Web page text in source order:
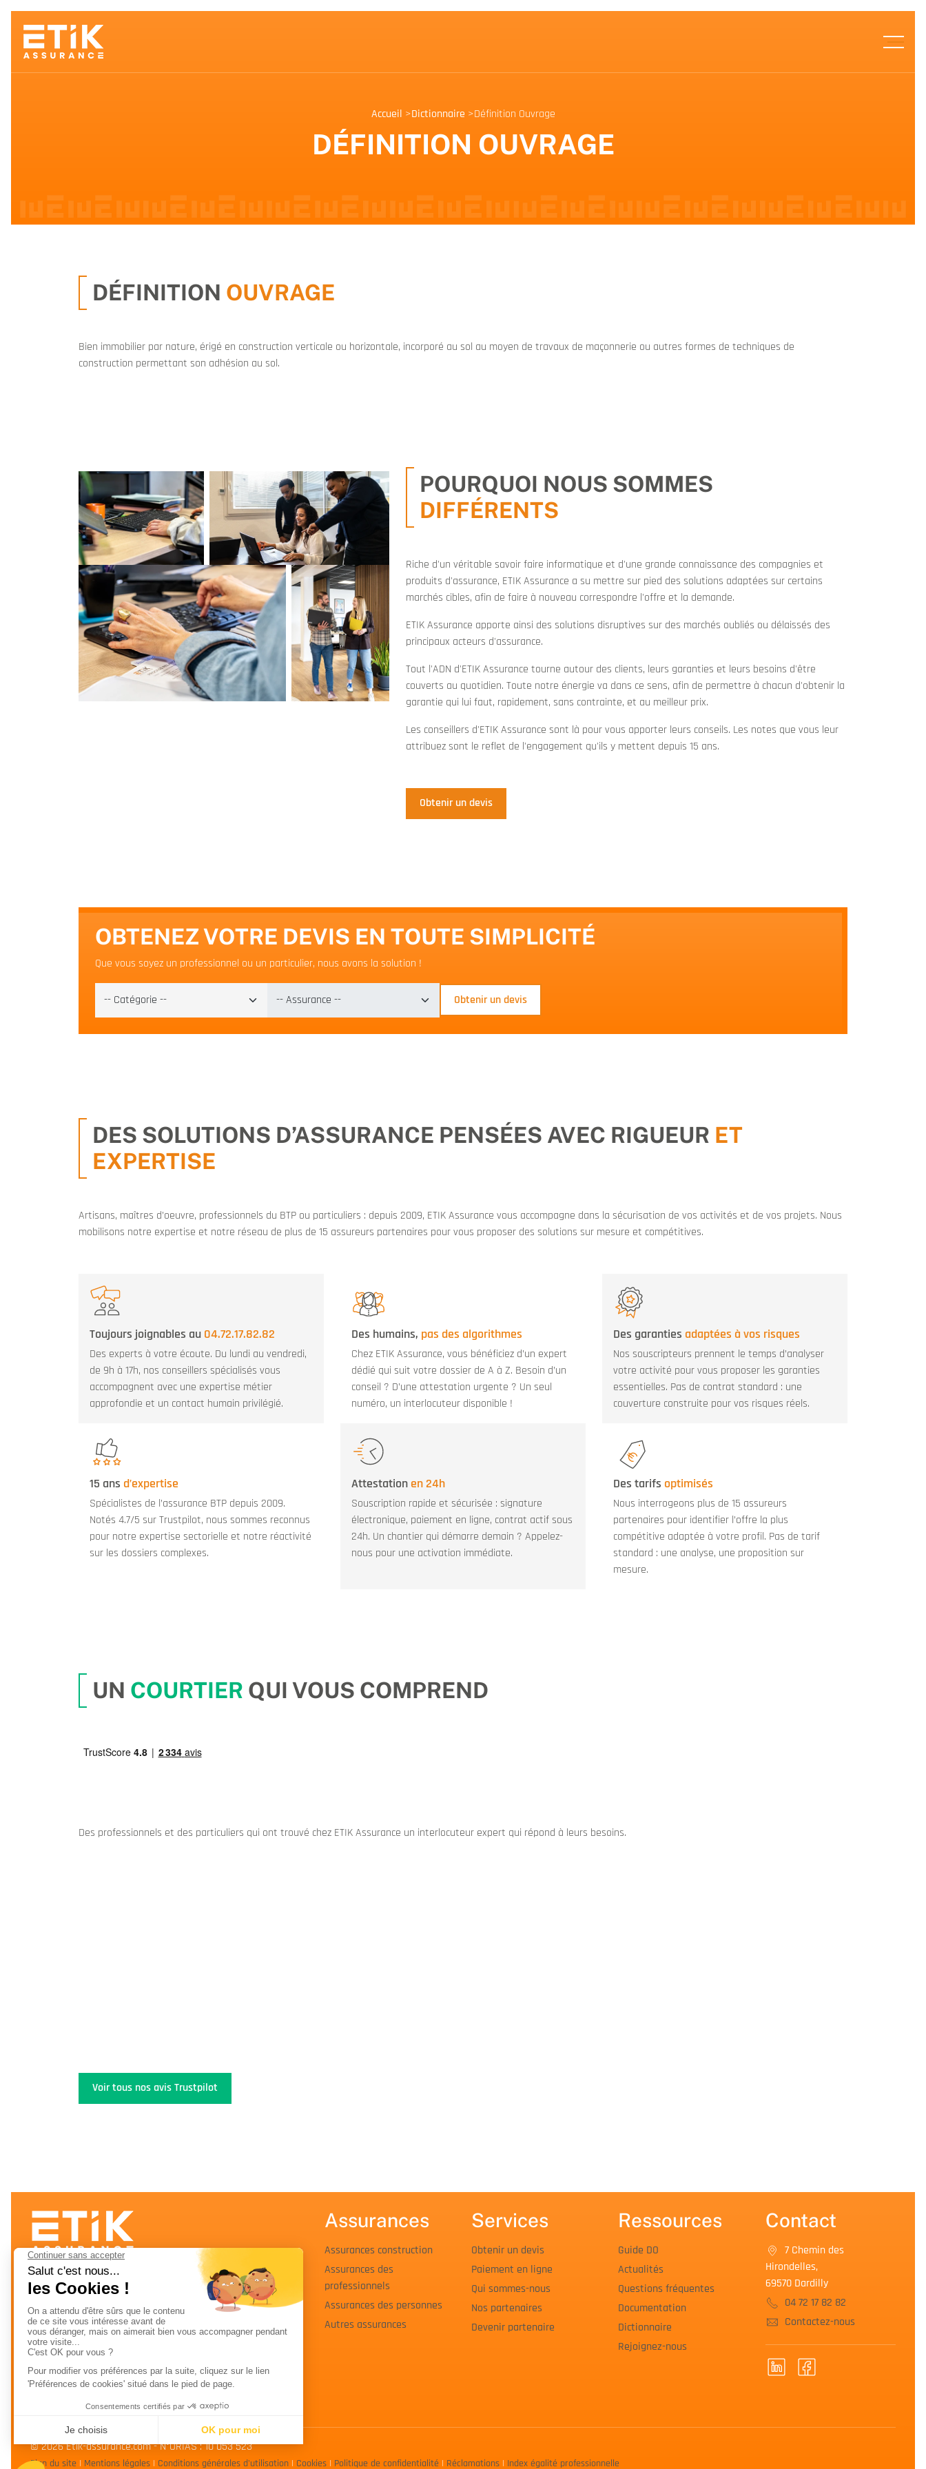
Accueil >Dictionnaire >Définition Ouvrage
DÉFINITION OUVRAGE
DÉFINITION OUVRAGE
Bien immobilier par nature, érigé en construction verticale ou horizontale, incorporé au sol au moyen de travaux de maçonnerie ou autres formes de techniques de
construction permettant son adhésion au sol.
POURQUOI NOUS SOMMES
DIFFÉRENTS
Riche d'un véritable savoir faire informatique et d'une grande connaissance des compagnies et
produits d'assurance, ETIK Assurance a su mettre sur pied des solutions adaptées sur certains
marchés cibles, afin de faire à nouveau correspondre l'offre et la demande.
ETIK Assurance apporte ainsi des solutions disruptives sur des marchés oubliés ou délaissés des
principaux acteurs d'assurance.
Tout l'ADN d'ETIK Assurance tourne autour des clients, leurs garanties et leurs besoins d'être
couverts au quotidien. Toute notre énergie va dans ce sens, afin de permettre à chacun d'obtenir la
garantie qui lui faut, rapidement, sans contrainte, et au meilleur prix.
Les conseillers d'ETIK Assurance sont là pour vous apporter leurs conseils. Les notes que vous leur
attribuez sont le reflet de l'engagement qu'ils y mettent depuis 15 ans.
Obtenir un devis
OBTENEZ VOTRE DEVIS EN TOUTE SIMPLICITÉ
Que vous soyez un professionnel ou un particulier, nous avons la solution !
Obtenir un devis
DES SOLUTIONS D’ASSURANCE PENSÉES AVEC RIGUEUR ET
EXPERTISE
Artisans, maîtres d’oeuvre, professionnels du BTP ou particuliers : depuis 2009, ETIK Assurance vous accompagne dans la sécurisation de vos activités et de vos projets. Nous
mobilisons notre expertise et notre réseau de plus de 15 assureurs partenaires pour vous proposer des solutions sur mesure et compétitives.
Toujours joignables au 04.72.17.82.82
Des experts à votre écoute. Du lundi au vendredi,
de 9h à 17h, nos conseillers spécialisés vous
accompagnent avec une expertise métier
approfondie et un contact humain privilégié.
Des humains, pas des algorithmes
Chez ETIK Assurance, vous bénéficiez d’un expert
dédié qui suit votre dossier de A à Z. Besoin d’un
conseil ? D’une attestation urgente ? Un seul
numéro, un interlocuteur disponible !
Des garanties adaptées à vos risques
Nos souscripteurs prennent le temps d’analyser
votre activité pour vous proposer les garanties
essentielles. Pas de contrat standard : une
couverture construite pour vos risques réels.
15 ans d’expertise
Spécialistes de l’assurance BTP depuis 2009.
Notés 4.7/5 sur Trustpilot, nous sommes reconnus
pour notre expertise sectorielle et notre réactivité
sur les dossiers complexes.
Attestation en 24h
Souscription rapide et sécurisée : signature
électronique, paiement en ligne, contrat actif sous
24h. Un chantier qui démarre demain ? Appelez-
nous pour une activation immédiate.
Des tarifs optimisés
Nous interrogeons plus de 15 assureurs
partenaires pour identifier l’offre la plus
compétitive adaptée à votre profil. Pas de tarif
standard : une analyse, une proposition sur
mesure.
UN COURTIER QUI VOUS COMPREND
Des professionnels et des particuliers qui ont trouvé chez ETIK Assurance un interlocuteur expert qui répond à leurs besoins.
Voir tous nos avis Trustpilot
ETIK Assurance est un courtier spécialisé en
assurance construction et assurance
professionnelle depuis 2009. Nous
accompagnons artisans, entreprises et
professionnels avec des couvertures
responsabilités réelles.
Cliquez ici pour gérer vos cookies
Assurances
Assurances construction
Assurances des
professionnels
Assurances des personnes
Autres assurances
Services
Obtenir un devis
Paiement en ligne
Qui sommes-nous
Nos partenaires
Devenir partenaire
Ressources
Guide DO
Actualités
Questions fréquentes
Documentation
Dictionnaire
Rejoignez-nous
Contact
7 Chemin des
Hirondelles,
69570 Dardilly
04 72 17 82 82
Contactez-nous
© 2026 Etik-assurance.com - N°ORIAS : 10 053 523
Plan du site | Mentions légales | Conditions générales d'utilisation | Cookies | Politique de confidentialité | Réclamations | Index égalité professionnelle